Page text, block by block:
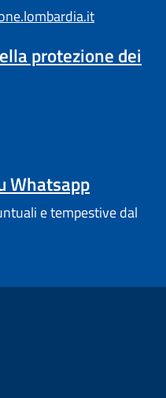
protezione dei
Whatsapp
e tempestive dal